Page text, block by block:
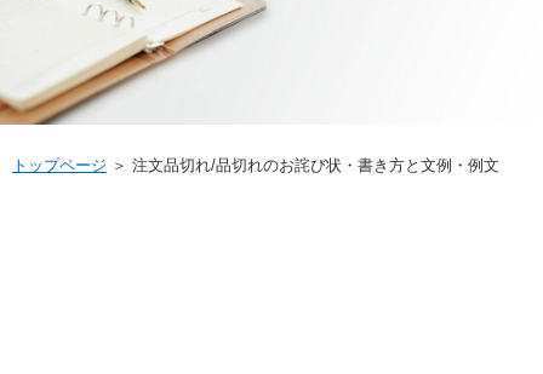
トップページ ＞ 注文品切れ/品切れのお詫び状・書き方と文例・例文